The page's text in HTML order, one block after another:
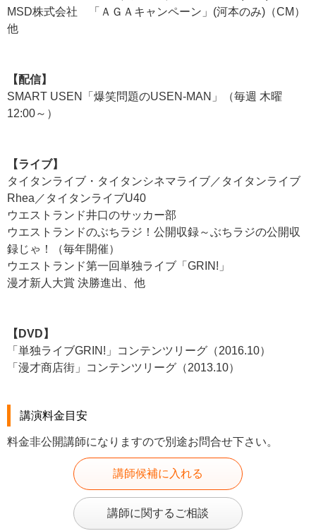
MSD株式会社 「ＡＧＡキャンペーン」(河本のみ)（CM）
他
【配信】
SMART USEN「爆笑問題のUSEN-MAN」（毎週 木曜
12:00～）
【ライブ】
タイタンライブ・タイタンシネマライブ／タイタンライブ
Rhea／タイタンライブU40
ウエストランド井口のサッカー部
ウエストランドのぶちラジ！公開収録～ぶちラジの公開収
録じゃ！（毎年開催）
ウエストランド第一回単独ライブ「GRIN!」
漫才新人大賞 決勝進出、他
【DVD】
「単独ライブGRIN!」コンテンツリーグ（2016.10）
「漫才商店街」コンテンツリーグ（2013.10）
講演料金目安
料金非公開講師になりますので別途お問合せ下さい。
講師候補に入れる
講師に関するご相談